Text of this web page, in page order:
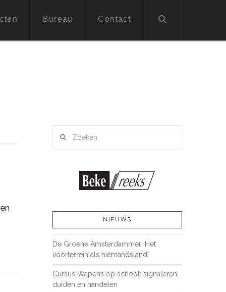
Bureau Contact
NIEUWS
De Groene Amsterdammer: Het
voorterrein als niemandsland
Cursus Wapens op school: signaleren,
duiden en handelen